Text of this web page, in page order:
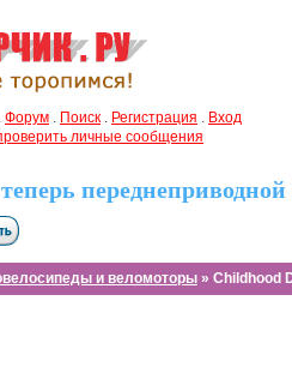
. Форум . Поиск . Регистрация . Вход
личные сообщения
переднеприводной
и веломоторы » Childhood